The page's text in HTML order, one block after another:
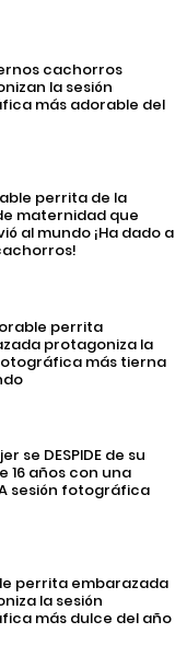
cachorros
la sesión
más adorable del
perrita de la
maternidad que
al mundo ¡Ha dado a
perrita
protagoniza la
más tierna
se DESPIDE de su
16 años con una
sesión fotográfica
perrita embarazada
la sesión
más dulce del año